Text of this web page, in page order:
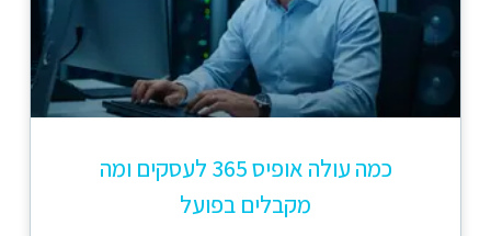
כמה עולה אופיס 365 לעסקים ומה
מקבלים בפועל